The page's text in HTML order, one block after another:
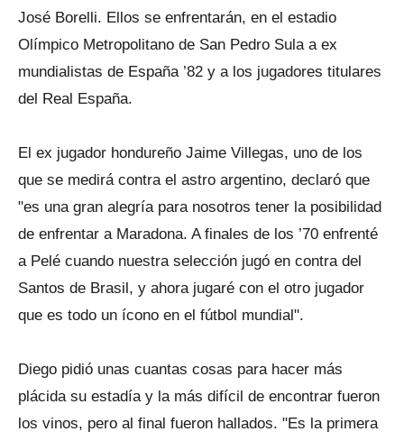
José Borelli. Ellos se enfrentarán, en el estadio
Olímpico Metropolitano de San Pedro Sula a ex
mundialistas de España ’82 y a los jugadores titulares
del Real España.
El ex jugador hondureño Jaime Villegas, uno de los
que se medirá contra el astro argentino, declaró que
"es una gran alegría para nosotros tener la posibilidad
de enfrentar a Maradona. A finales de los ’70 enfrenté
a Pelé cuando nuestra selección jugó en contra del
Santos de Brasil, y ahora jugaré con el otro jugador
que es todo un ícono en el fútbol mundial".
Diego pidió unas cuantas cosas para hacer más
plácida su estadía y la más difícil de encontrar fueron
los vinos, pero al final fueron hallados. "Es la primera